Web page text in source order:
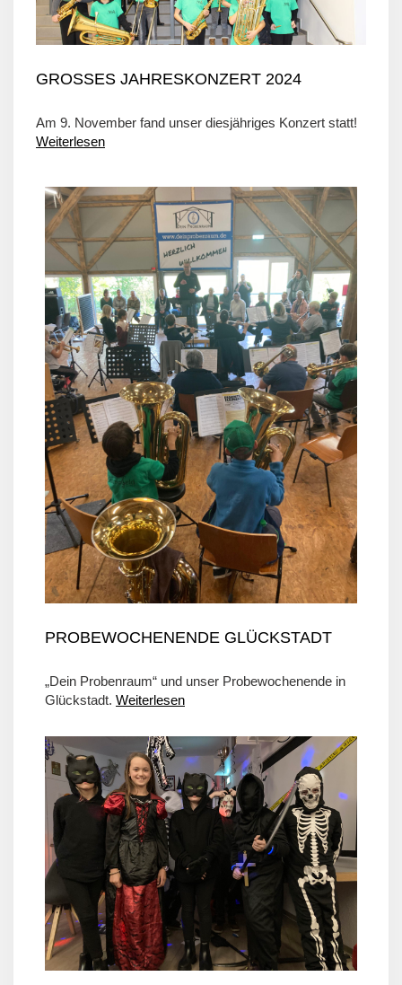
GROSSES JAHRESKONZERT 2024
Am 9. November fand unser diesjähriges Konzert statt!
Weiterlesen
PROBEWOCHENENDE GLÜCKSTADT
„Dein Probenraum“ und unser Probewochenende in
Glückstadt. Weiterlesen